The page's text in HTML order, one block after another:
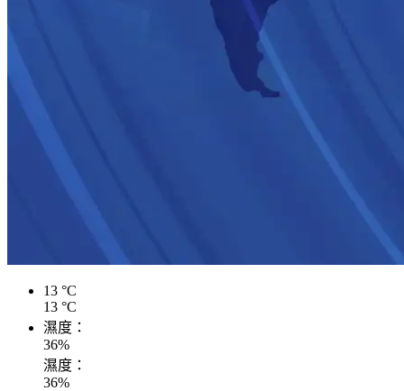
13 °C
13 °C
濕度：
36%
濕度：
36%